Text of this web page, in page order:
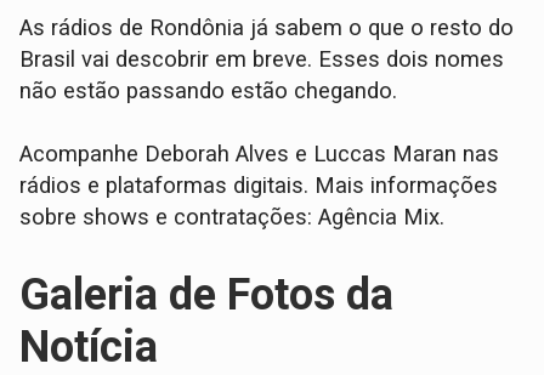
As rádios de Rondônia já sabem o que o resto do
Brasil vai descobrir em breve. Esses dois nomes
não estão passando estão chegando.
Acompanhe Deborah Alves e Luccas Maran nas
rádios e plataformas digitais. Mais informações
sobre shows e contratações: Agência Mix.
Galeria de Fotos da
Notícia